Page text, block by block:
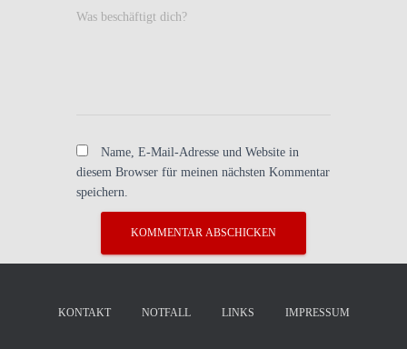
Was beschäftigt dich?
Name, E-Mail-Adresse und Website in
diesem Browser für meinen nächsten Kommentar
speichern.
KONTAKT NOTFALL LINKS IMPRESSUM